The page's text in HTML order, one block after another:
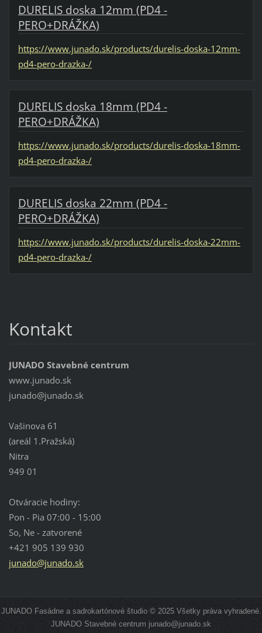
DURELIS doska 12mm (PD4 -
PERO+DRÁŽKA)
https://www.junado.sk/products/durelis-doska-12mm-
pd4-pero-drazka-/
DURELIS doska 18mm (PD4 -
PERO+DRÁŽKA)
https://www.junado.sk/products/durelis-doska-18mm-
pd4-pero-drazka-/
DURELIS doska 22mm (PD4 -
PERO+DRÁŽKA)
https://www.junado.sk/products/durelis-doska-22mm-
pd4-pero-drazka-/
Kontakt
JUNADO Stavebné centrum
www.junado.sk
junado@junado.sk
Vašinova 61
(areál 1.Pražská)
Nitra
949 01
Otváracie hodiny:
Pon - Pia 07:00 - 15:00
So, Ne - zatvorené
+421 905 139 930
junado@junado.sk
JUNADO Fasádne a sadrokartónové študio © 2025 Všetky práva vyhradené.
JUNADO Stavebné centrum junado@junado.sk